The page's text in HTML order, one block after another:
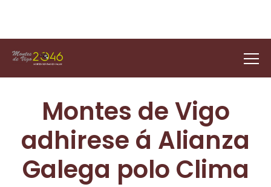
Montes de Vigo
adhirese á Alianza
Galega polo Clima